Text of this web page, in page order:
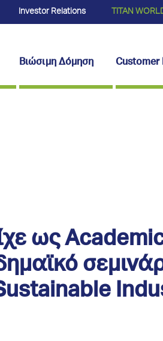
Investor Relations TITAN
Βιώσιμη Δόμηση Customer
ως